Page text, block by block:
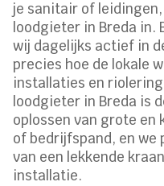
je sanitair of
loodgieter in Breda in.
wij dagelijks actief in
precies hoe de lokale
installaties en
loodgieter in Breda is
oplossen van grote en
of bedrijfspand, en we
van een lekkende
installatie.